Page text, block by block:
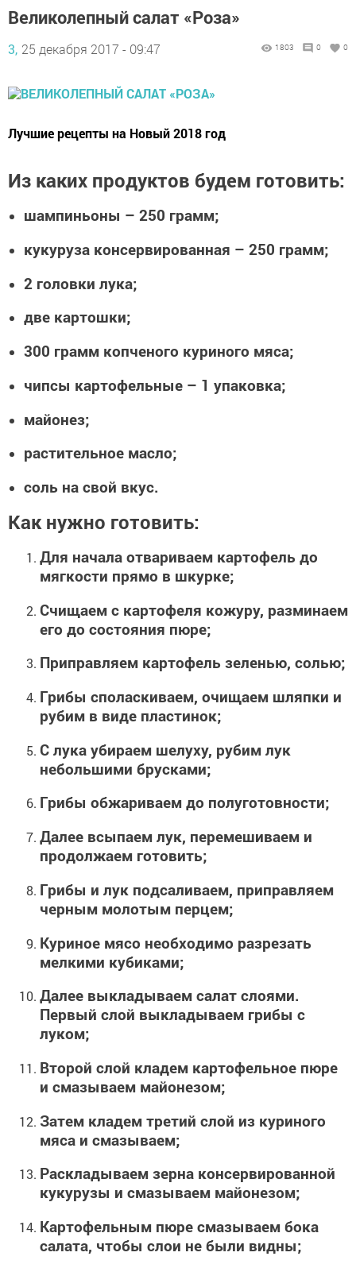
Великолепный салат «Роза»
3, 25 декабря 2017 - 09:47 1803 0 0
Лучшие рецепты на Новый 2018 год
Из каких продуктов будем готовить:
шампиньоны – 250 грамм;
кукуруза консервированная – 250 грамм;
2 головки лука;
две картошки;
300 грамм копченого куриного мяса;
чипсы картофельные – 1 упаковка;
майонез;
растительное масло;
соль на свой вкус.
Как нужно готовить:
Для начала отвариваем картофель до
мягкости прямо в шкурке;
Счищаем с картофеля кожуру, разминаем
его до состояния пюре;
Приправляем картофель зеленью, солью;
Грибы споласкиваем, очищаем шляпки и
рубим в виде пластинок;
С лука убираем шелуху, рубим лук
небольшими брусками;
Грибы обжариваем до полуготовности;
Далее всыпаем лук, перемешиваем и
продолжаем готовить;
Грибы и лук подсаливаем, приправляем
черным молотым перцем;
Куриное мясо необходимо разрезать
мелкими кубиками;
Далее выкладываем салат слоями.
Первый слой выкладываем грибы с
луком;
Второй слой кладем картофельное пюре
и смазываем майонезом;
Затем кладем третий слой из куриного
мяса и смазываем;
Раскладываем зерна консервированной
кукурузы и смазываем майонезом;
Картофельным пюре смазываем бока
салата, чтобы слои не были видны;